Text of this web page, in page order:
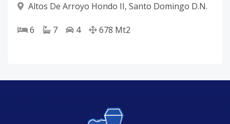
Altos De Arroyo Hondo II, Santo Domingo D.N.
6 7 4 678 Mt2